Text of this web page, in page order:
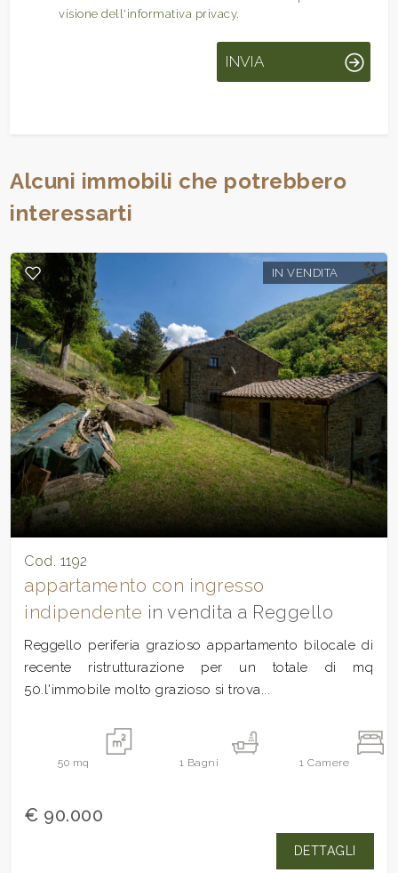
visione dell'informativa privacy.
INVIA
Alcuni immobili che potrebbero
interessarti
IN VENDITA
Cod. 1192
appartamento con ingresso
indipendente in vendita a Reggello
Reggello periferia grazioso appartamento bilocale di
recente ristrutturazione per un totale di mq
50.l'immobile molto grazioso si trova...
50 mq 1 Bagni 1 Camere
€ 90.000
DETTAGLI